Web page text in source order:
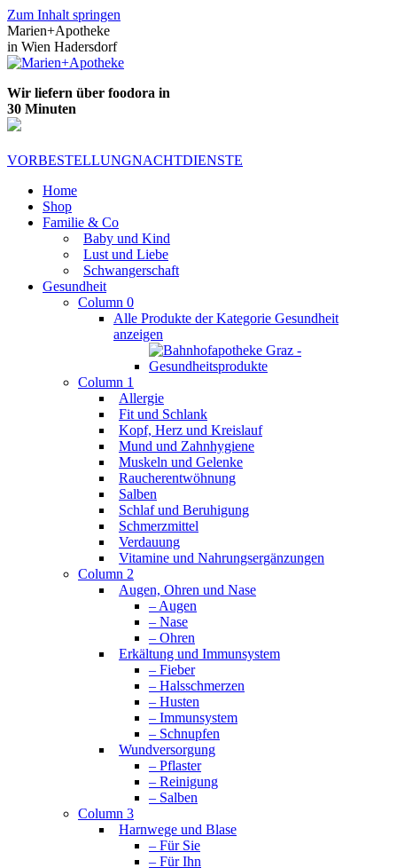
Zum Inhalt springen
Marien+Apotheke
in Wien Hadersdorf
Wir liefern über foodora in
30 Minuten
VORBESTELLUNGNACHTDIENSTE
Home
Shop
Familie & Co
Baby und Kind
Lust und Liebe
Schwangerschaft
Gesundheit
Column 0
Alle Produkte der Kategorie Gesundheit
anzeigen
Column 1
Allergie
Fit und Schlank
Kopf, Herz und Kreislauf
Mund und Zahnhygiene
Muskeln und Gelenke
Raucherentwöhnung
Salben
Schlaf und Beruhigung
Schmerzmittel
Verdauung
Vitamine und Nahrungsergänzungen
Column 2
Augen, Ohren und Nase
– Augen
– Nase
– Ohren
Erkältung und Immunsystem
– Fieber
– Halsschmerzen
– Husten
– Immunsystem
– Schnupfen
Wundversorgung
– Pflaster
– Reinigung
– Salben
Column 3
Harnwege und Blase
– Für Sie
– Für Ihn